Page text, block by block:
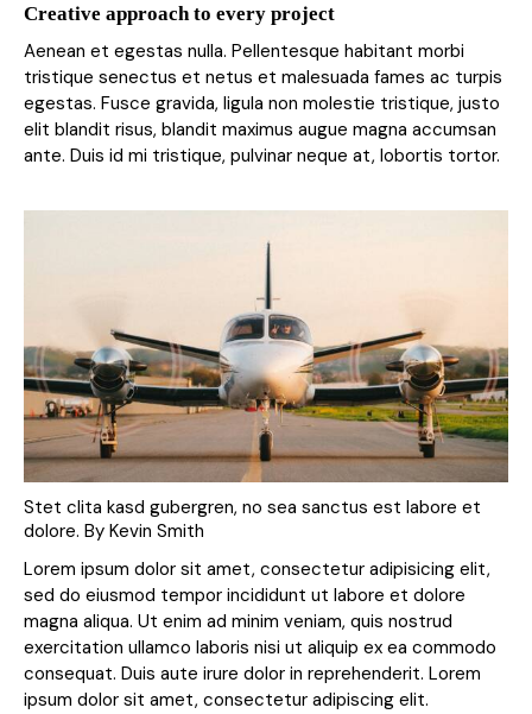
Creative approach to every project
Aenean et egestas nulla. Pellentesque habitant morbi
tristique senectus et netus et malesuada fames ac turpis
egestas. Fusce gravida, ligula non molestie tristique, justo
elit blandit risus, blandit maximus augue magna accumsan
ante. Duis id mi tristique, pulvinar neque at, lobortis tortor.
Stet clita kasd gubergren, no sea sanctus est labore et
dolore. By Kevin Smith
Lorem ipsum dolor sit amet, consectetur adipisicing elit,
sed do eiusmod tempor incididunt ut labore et dolore
magna aliqua. Ut enim ad minim veniam, quis nostrud
exercitation ullamco laboris nisi ut aliquip ex ea commodo
consequat. Duis aute irure dolor in reprehenderit. Lorem
ipsum dolor sit amet, consectetur adipiscing elit.